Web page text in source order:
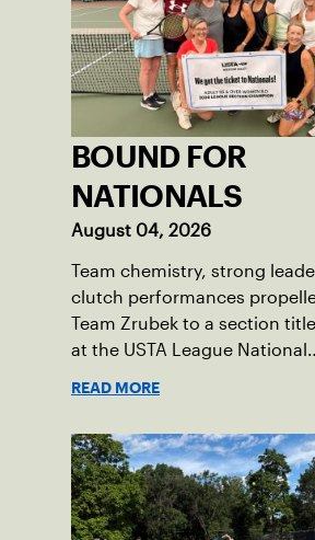
BOUND FOR
NATIONALS
August 04, 2026
Team chemistry, strong
clutch performances
Team Zrubek to a section
at the USTA League National
READ MORE